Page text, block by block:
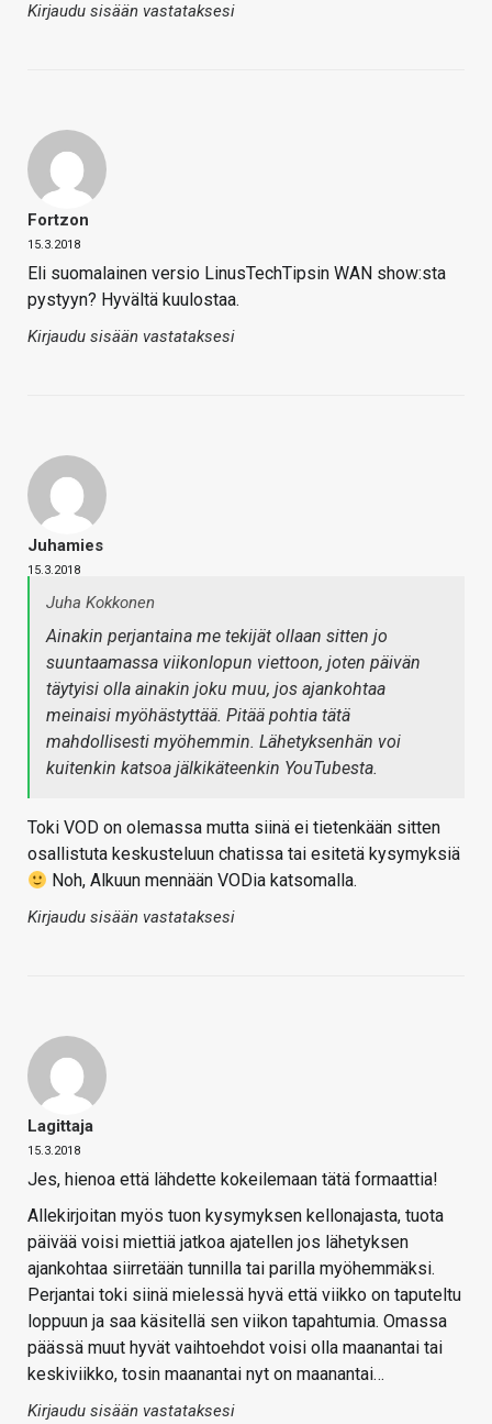
Kirjaudu sisään vastataksesi
Fortzon
15.3.2018
Eli suomalainen versio LinusTechTipsin WAN show:sta
pystyyn? Hyvältä kuulostaa.
Kirjaudu sisään vastataksesi
Juhamies
15.3.2018
Juha Kokkonen
Ainakin perjantaina me tekijät ollaan sitten jo
suuntaamassa viikonlopun viettoon, joten päivän
täytyisi olla ainakin joku muu, jos ajankohtaa
meinaisi myöhästyttää. Pitää pohtia tätä
mahdollisesti myöhemmin. Lähetyksenhän voi
kuitenkin katsoa jälkikäteenkin YouTubesta.
Toki VOD on olemassa mutta siinä ei tietenkään sitten
osallistuta keskusteluun chatissa tai esitetä kysymyksiä
Noh, Alkuun mennään VODia katsomalla.
Kirjaudu sisään vastataksesi
Lagittaja
15.3.2018
Jes, hienoa että lähdette kokeilemaan tätä formaattia!
Allekirjoitan myös tuon kysymyksen kellonajasta, tuota
päivää voisi miettiä jatkoa ajatellen jos lähetyksen
ajankohtaa siirretään tunnilla tai parilla myöhemmäksi.
Perjantai toki siinä mielessä hyvä että viikko on taputeltu
loppuun ja saa käsitellä sen viikon tapahtumia. Omassa
päässä muut hyvät vaihtoehdot voisi olla maanantai tai
keskiviikko, tosin maanantai nyt on maanantai…
Kirjaudu sisään vastataksesi